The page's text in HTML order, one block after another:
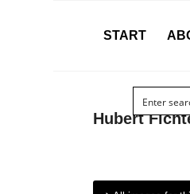
START
Hubert